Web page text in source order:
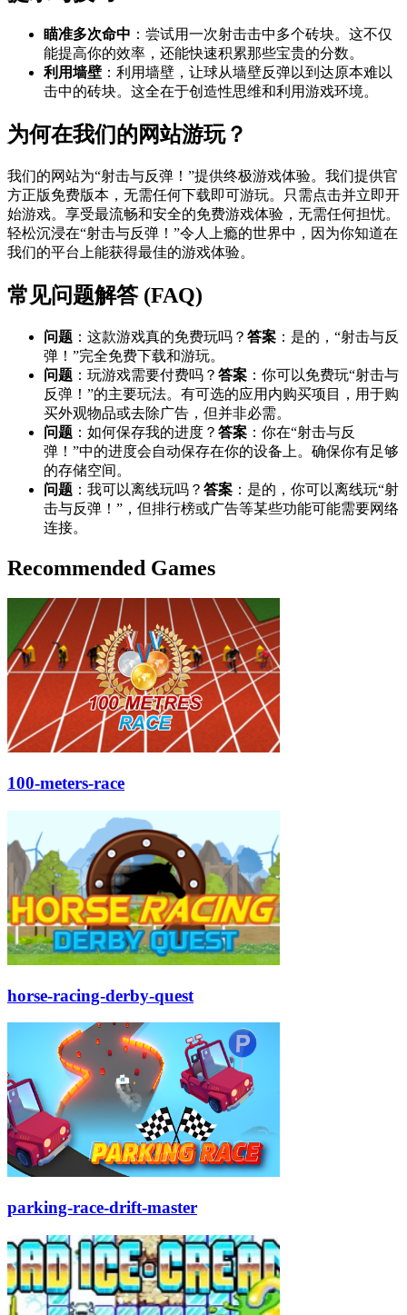
瞄准多次命中 ：尝试用一次射击击中多个砖块。这不仅
能提高你的效率，还能快速积累那些宝贵的分数。
利用墙壁 ：利用墙壁，让球从墙壁反弹以到达原本难以
击中的砖块。这全在于创造性思维和利用游戏环境。
为何在我们的网站游玩？
我们的网站为“射击与反弹！”提供终极游戏体验。我们提供官
方正版免费版本，无需任何下载即可游玩。只需点击并立即开
始游戏。享受最流畅和安全的免费游戏体验，无需任何担忧。
轻松沉浸在“射击与反弹！”令人上瘾的世界中，因为你知道在
我们的平台上能获得最佳的游戏体验。
常见问题解答 (FAQ)
问题 ：这款游戏真的免费玩吗？ 答案 ：是的，“射击与反
弹！”完全免费下载和游玩。
问题 ：玩游戏需要付费吗？ 答案 ：你可以免费玩“射击与
反弹！”的主要玩法。有可选的应用内购买项目，用于购
买外观物品或去除广告，但并非必需。
问题 ：如何保存我的进度？ 答案 ：你在“射击与反
弹！”中的进度会自动保存在你的设备上。确保你有足够
的存储空间。
问题 ：我可以离线玩吗？ 答案 ：是的，你可以离线玩“射
击与反弹！”，但排行榜或广告等某些功能可能需要网络
连接。
Recommended Games
100-meters-race
horse-racing-derby-quest
parking-race-drift-master